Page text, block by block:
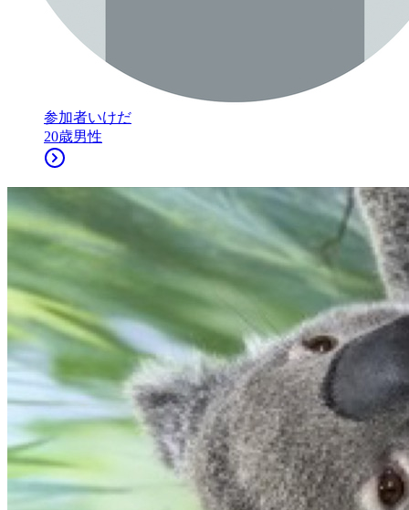
参加者いけだ
20歳男性